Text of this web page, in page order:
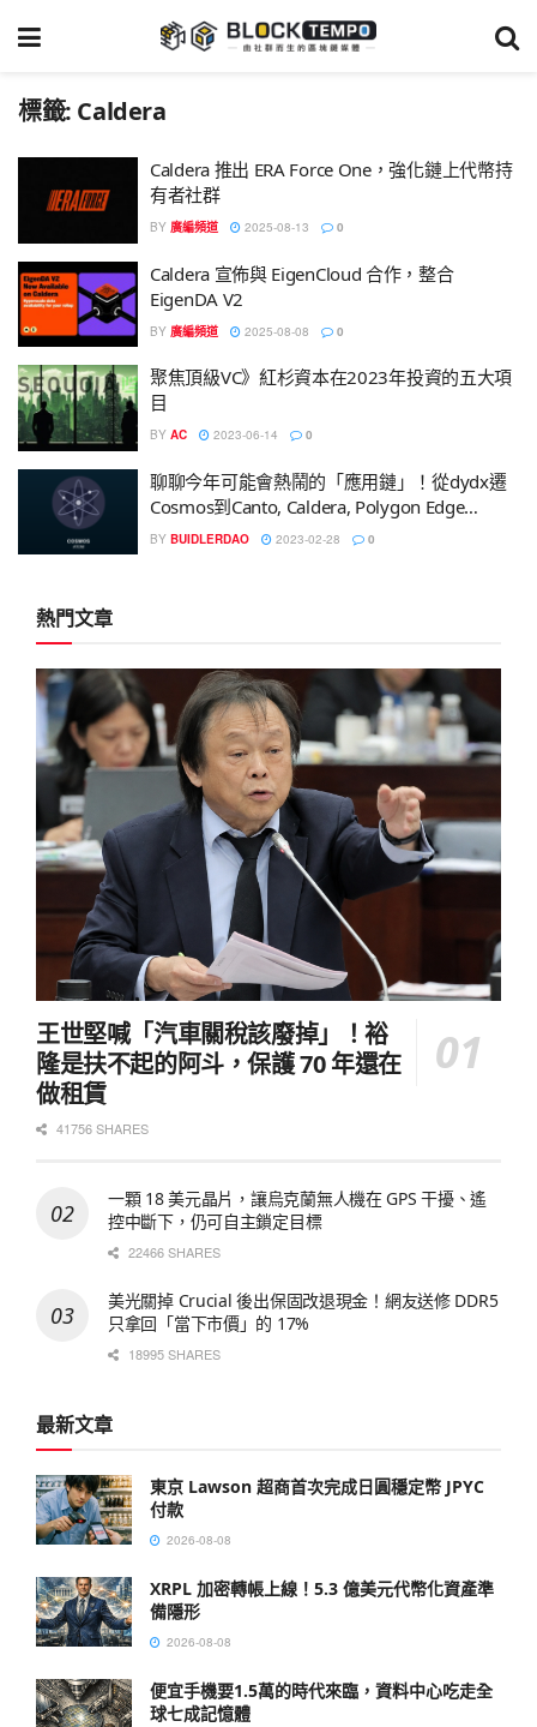
標籤: Caldera
Caldera 推出 ERA Force One，強化鏈上代幣持
有者社群
BY 廣編頻道 2025-08-13 0
Caldera 宣佈與 EigenCloud 合作，整合
EigenDA V2
BY 廣編頻道 2025-08-08 0
聚焦頂級VC》紅杉資本在2023年投資的五大項
目
BY AC 2023-06-14 0
聊聊今年可能會熱鬧的「應用鏈」！從dydx遷
Cosmos到Canto, Caldera, Polygon Edge…
BY BUIDLERDAO 2023-02-28 0
熱門文章
王世堅喊「汽車關稅該廢掉」！裕
隆是扶不起的阿斗，保護 70 年還在
做租賃
41756 SHARES
一顆 18 美元晶片，讓烏克蘭無人機在 GPS 干擾、遙
控中斷下，仍可自主鎖定目標
22466 SHARES
美光關掉 Crucial 後出保固改退現金！網友送修 DDR5
只拿回「當下市價」的 17%
18995 SHARES
最新文章
東京 Lawson 超商首次完成日圓穩定幣 JPYC
付款
2026-08-08
XRPL 加密轉帳上線！5.3 億美元代幣化資產準
備隱形
2026-08-08
便宜手機要1.5萬的時代來臨，資料中心吃走全
球七成記憶體